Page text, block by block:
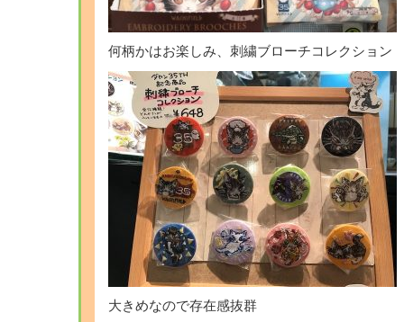
何柄かはお楽しみ、刺繍ブローチコレクション
大きめなので存在感抜群